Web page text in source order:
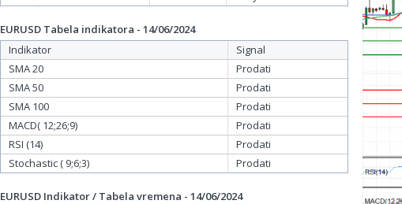
EURUSD Tabela indikatora - 14/06/2024
Indikator
Signal
SMA 20
Prodati
SMA 50
Prodati
SMA 100
Prodati
MACD( 12;26;9)
Prodati
RSI (14)
Prodati
Stochastic ( 9;6;3)
Prodati
EURUSD Indikator / Tabela vremena - 14/06/2024